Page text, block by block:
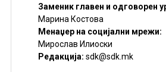
Заменик главен и одговорен
Марина Костова
Менаџер на социјални мрежи:
Мирослав Илиоски
Редакцијa: sdk@sdk.mk